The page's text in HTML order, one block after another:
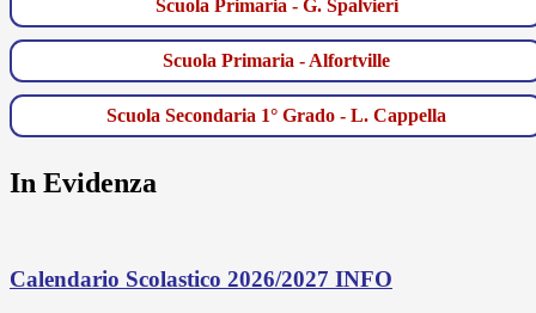
Scuola Primaria - G. Spalvieri
Scuola Primaria - Alfortville
Scuola Secondaria 1° Grado - L. Cappella
In Evidenza
Calendario Scolastico 2026/2027 INFO